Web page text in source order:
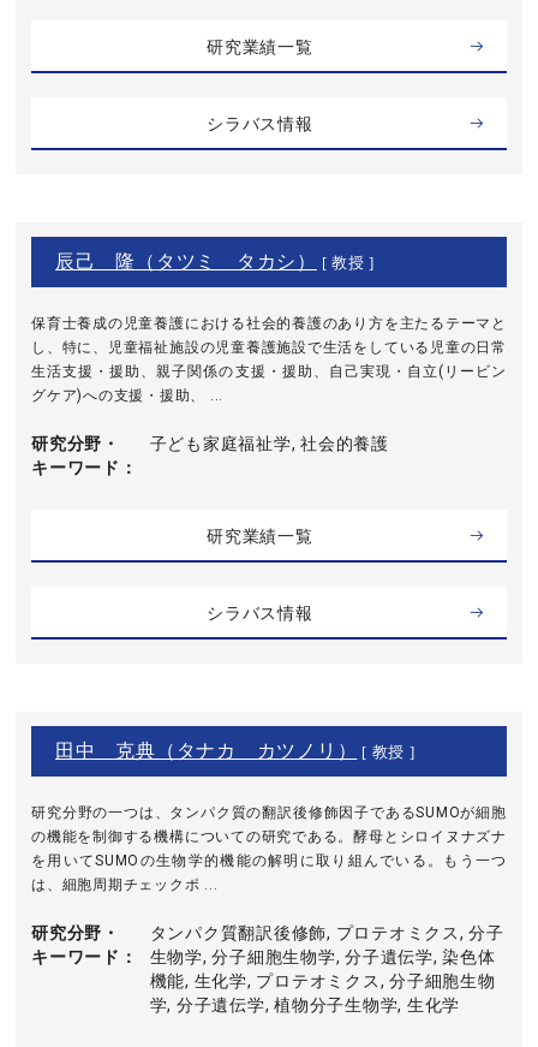
研究業績一覧
シラバス情報
辰己 隆（タツミ タカシ） [ 教授 ]
保育士養成の児童養護における社会的養護のあり方を主たるテーマと
し、特に、児童福祉施設の児童養護施設で生活をしている児童の日常
生活支援・援助、親子関係の支援・援助、自己実現・自立(リービン
グケア)への支援・援助、 ...
研究分野・
キーワード
子ども家庭福祉学, 社会的養護
研究業績一覧
シラバス情報
田中 克典（タナカ カツノリ） [ 教授 ]
研究分野の一つは、タンパク質の翻訳後修飾因子であるSUMOが細胞
の機能を制御する機構についての研究である。酵母とシロイヌナズナ
を用いてSUMOの生物学的機能の解明に取り組んでいる。もう一つ
は、細胞周期チェックポ ...
研究分野・
キーワード
タンパク質翻訳後修飾, プロテオミクス, 分子
生物学, 分子細胞生物学, 分子遺伝学, 染色体
機能, 生化学, プロテオミクス, 分子細胞生物
学, 分子遺伝学, 植物分子生物学, 生化学